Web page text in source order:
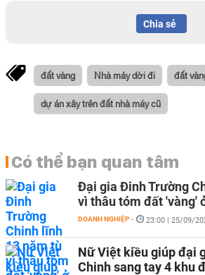
Chia sẻ
đất vàng Nhà máy dời đi đất
dự án xây trên đất nhà máy cũ
Có thể bạn quan tâm
Đại gia Đinh Trường
vì thâu tóm đất 'vàng'
DOANH NGHIỆP - 23:00 | 25/09/
Nữ Việt kiều giúp đại
Chinh sang tay 4 khu